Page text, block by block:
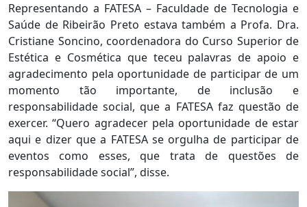
Representando a FATESA – Faculdade de Tecnologia e
Saúde de Ribeirão Preto estava também a Profa. Dra.
Cristiane Soncino, coordenadora do Curso Superior de
Estética e Cosmética que teceu palavras de apoio e
agradecimento pela oportunidade de participar de um
momento tão importante, de inclusão e
responsabilidade social, que a FATESA faz questão de
exercer. “Quero agradecer pela oportunidade de estar
aqui e dizer que a FATESA se orgulha de participar de
eventos como esses, que trata de questões de
responsabilidade social”, disse.